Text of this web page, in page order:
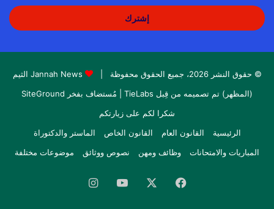
الإلكتروني
© حقوق النشر 2026، جميع الحقوق محفوظة |
Jannah News الثيم
(المظهر) تم تصميمه من قِبل TieLabs
| مُستضاف بفخر SiteGround
شكرا لكم على زيارتكم
الرئيسية
القانون العام القانون الخاص
الماستر والدكتوراة
المباريات والامتحانات
وظائف ومهن نصوص ووثائق موضوعات مختلفة
فيسبوك ‫YouTubeانستقرام